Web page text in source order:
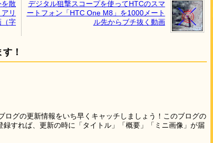
を散
リ
（字
デジタル狙撃スコープを使ってHTCのスマ
ートフォン「HTC One M8」を1000メート
ル先からブチ抜く動画
！
グの更新情報をいち早くキャッチしましょう！このブログの
録すれば、更新の時に「タイトル」「概要」「ミニ画像」が届